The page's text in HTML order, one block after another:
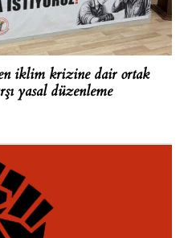
iklim krizine dair ortak
yasal düzenleme